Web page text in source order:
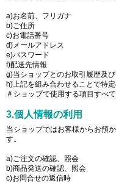
a)お名前、フリガナ
b)ご住所
c)お電話番号
d)メールアドレス
e)パスワード
f)配送先情報
g)当ショップとのお取引履歴及
h)上記を組み合わせることで特
＃ショップで使用する項目すべ
3.個人情報の利用
当ショップではお客様からお預
す。
a)ご注文の確認、照会
b)商品発送の確認、照会
c)お問合せの返信時